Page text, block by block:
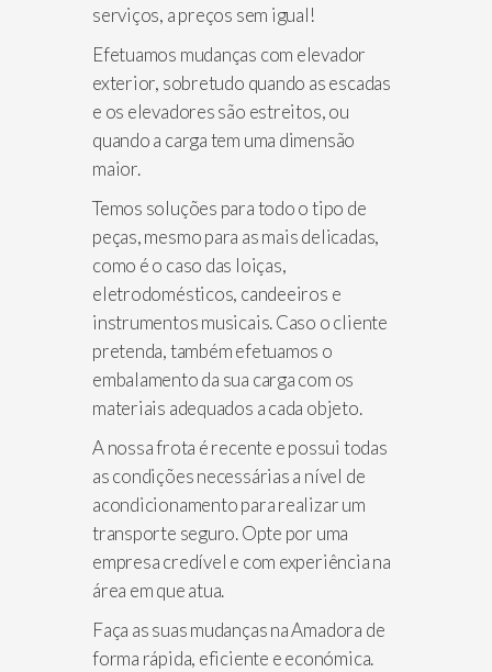
serviços, a preços sem igual!
Efetuamos mudanças com elevador
exterior, sobretudo quando as escadas
e os elevadores são estreitos, ou
quando a carga tem uma dimensão
maior.
Temos soluções para todo o tipo de
peças, mesmo para as mais delicadas,
como é o caso das loiças,
eletrodomésticos, candeeiros e
instrumentos musicais. Caso o cliente
pretenda, também efetuamos o
embalamento da sua carga com os
materiais adequados a cada objeto.
A nossa frota é recente e possui todas
as condições necessárias a nível de
acondicionamento para realizar um
transporte seguro. Opte por uma
empresa credível e com experiência na
área em que atua.
Faça as suas mudanças na Amadora de
forma rápida, eficiente e económica.